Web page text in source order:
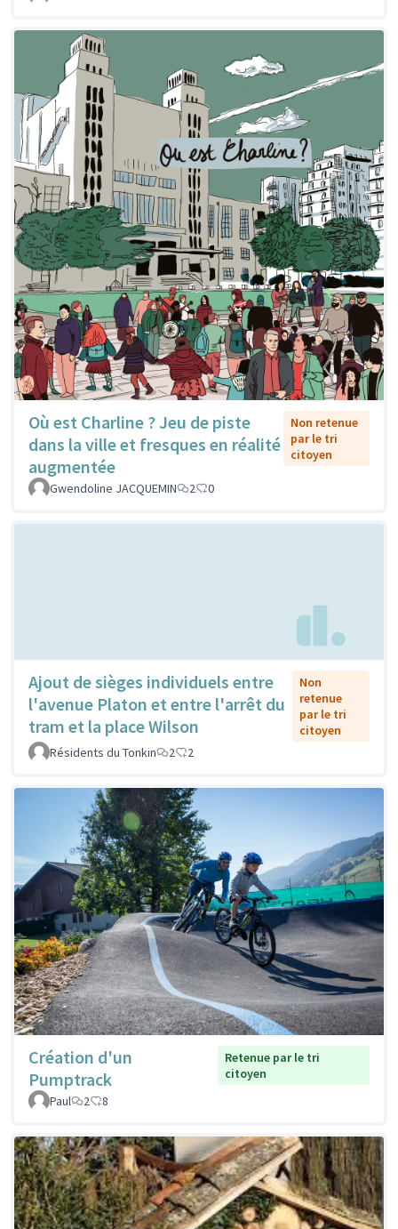
Où est Charline ? Jeu de piste
dans la ville et fresques en réalité
augmentée
Non retenue
par le tri
citoyen
Gwendoline JACQUEMIN 2 0
Ajout de sièges individuels entre
l'avenue Platon et entre l'arrêt du
tram et la place Wilson
Non
retenue
par le tri
citoyen
Résidents du Tonkin
2 2
Création d'un
Pumptrack
Retenue par le tri
citoyen
Paul
2 8